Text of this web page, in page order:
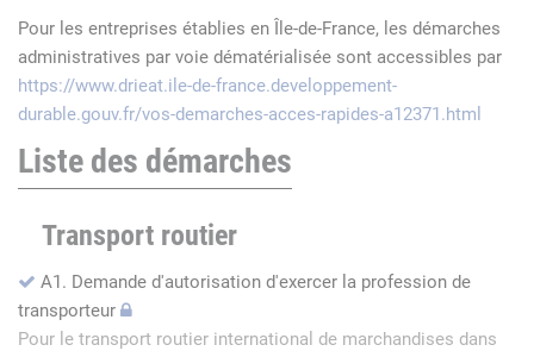
Pour les entreprises établies en Île-de-France, les démarches
administratives par voie dématérialisée sont accessibles par
https://www.drieat.ile-de-france.developpement-
durable.gouv.fr/vos-demarches-acces-rapides-a12371.html
Liste des démarches
Transport routier
A1. Demande d'autorisation d'exercer la profession de
transporteur
Pour le transport routier international de marchandises dans